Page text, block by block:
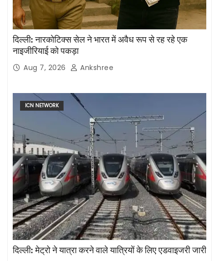
दिल्ली: नारकोटिक्स सेल ने भारत में अवैध रूप से रह रहे एक
नाइजीरियाई को पकड़ा
Aug 7, 2026 Ankshree
ICN NETWORK
दिल्ली: मेट्रो ने यात्रा करने वाले यात्रियों के लिए एडवाइजरी जारी